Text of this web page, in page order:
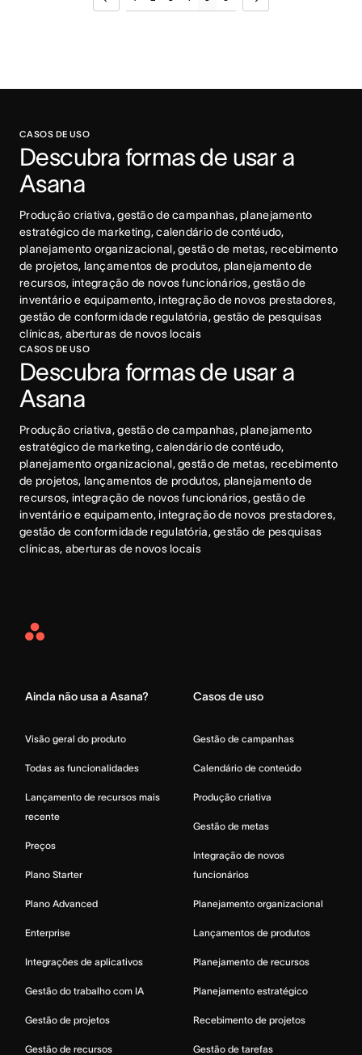
CASOS DE USO
Descubra formas de usar a
Asana
Produção criativa, gestão de campanhas, planejamento
estratégico de marketing, calendário de contéudo,
planejamento organizacional, gestão de metas, recebimento
de projetos, lançamentos de produtos, planejamento de
recursos, integração de novos funcionários, gestão de
inventário e equipamento, integração de novos prestadores,
gestão de conformidade regulatória, gestão de pesquisas
clínicas, aberturas de novos locais
CASOS DE USO
Descubra formas de usar a
Asana
Produção criativa, gestão de campanhas, planejamento
estratégico de marketing, calendário de contéudo,
planejamento organizacional, gestão de metas, recebimento
de projetos, lançamentos de produtos, planejamento de
recursos, integração de novos funcionários, gestão de
inventário e equipamento, integração de novos prestadores,
gestão de conformidade regulatória, gestão de pesquisas
clínicas, aberturas de novos locais
Asana
Ainda não usa a Asana?
Visão geral do produto
Todas as funcionalidades
Lançamento de recursos mais
recente
Preços
Plano Starter
Plano Advanced
Enterprise
Integrações de aplicativos
Gestão do trabalho com IA
Gestão de projetos
Gestão de recursos
Casos de uso
Gestão de campanhas
Calendário de conteúdo
Produção criativa
Gestão de metas
Integração de novos
funcionários
Planejamento organizacional
Lançamentos de produtos
Planejamento de recursos
Planejamento estratégico
Recebimento de projetos
Gestão de tarefas